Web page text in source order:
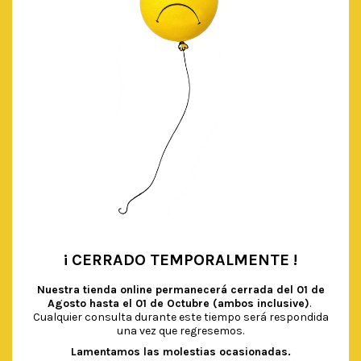
BOLAS NIDO DE ABEJA SORBET
IVA Incluido
AÑADIR AL CARRITO
PRODUCTOS RELACIONADOS
¡ CERRADO TEMPORALMENTE !
Nuestra tienda online permanecerá cerrada del 01 de
Agosto hasta el 01 de Octubre (ambos inclusive).
Cualquier consulta durante este tiempo será respondida
una vez que regresemos.
Lamentamos las molestias ocasionadas.